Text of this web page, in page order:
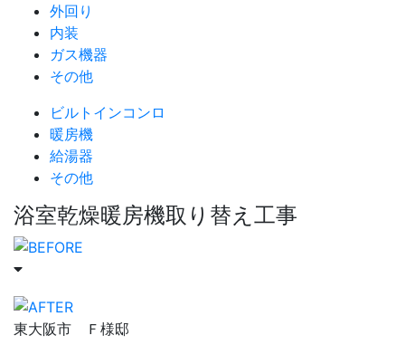
外回り
内装
ガス機器
その他
ビルトインコンロ
暖房機
給湯器
その他
浴室乾燥暖房機取り替え工事
東大阪市 Ｆ様邸